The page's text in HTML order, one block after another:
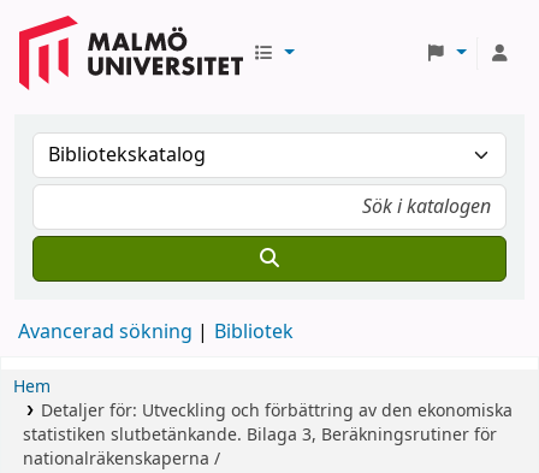
Avancerad sökning Bibliotek
Hem
Detaljer för: Utveckling och förbättring av den ekonomiska
statistiken slutbetänkande. Bilaga 3, Beräkningsrutiner för
nationalräkenskaperna /